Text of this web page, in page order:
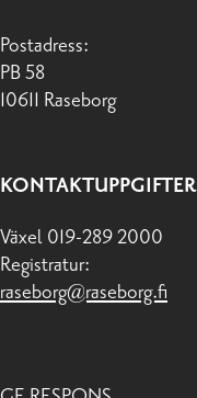
Postadress:
PB 58
10611 Raseborg
KONTAKTUPPGIFTER
Växel 019-289 2000
Registratur:
raseborg@raseborg.fi